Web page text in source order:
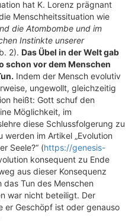
hat K. Lorenz prägnant
Menschheitssituation wie
die Atombombe und im
Instinkte unserer
2). Das Übel in der Welt gab
schon vor dem Menschen
Indem der Mensch evolutiv
ungewollt, gleichzeitig
heißt: Gott schuf den
Möglichkeit, im
diese Schlussfolgerung zu
im Artikel „Evolution
Seele?“ (https://genesis-
konsequent zu Ende
aus dieser Konsequenz
Tun des Menschen
war nicht beteiligt. Der
er Geschöpf ist oder genauso